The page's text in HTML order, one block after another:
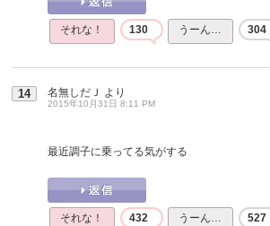
それな！ 130 うーん… 304
14 名無しだＪ より
2015年10月31日 8:11 PM
最近調子に乗ってる気がする
それな！ 432 うーん… 527